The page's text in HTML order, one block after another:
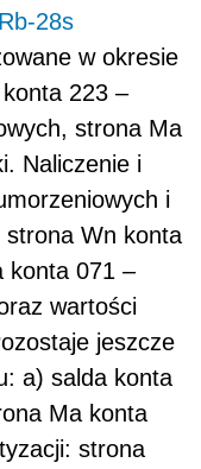
Rb-28s
w okresie
223 –
strona Ma
Naliczenie i
i
Wn konta
konta 071 –
wartości
jeszcze
a) salda konta
Ma konta
strona